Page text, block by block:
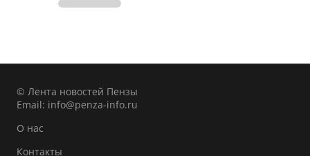
© Лента новостей Пензы
Email: info@penza-info.ru
О нас
Контакты